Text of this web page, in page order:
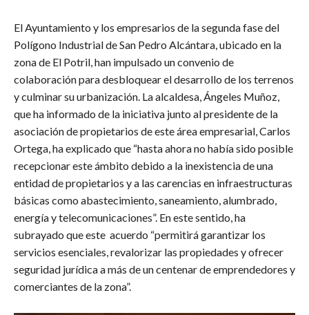
El Ayuntamiento y los empresarios de la segunda fase del
Polígono Industrial de San Pedro Alcántara, ubicado en la
zona de El Potril, han impulsado un convenio de
colaboración para desbloquear el desarrollo de los terrenos
y culminar su urbanización. La alcaldesa, Ángeles Muñoz,
que ha informado de la iniciativa junto al presidente de la
asociación de propietarios de este área empresarial, Carlos
Ortega, ha explicado que “hasta ahora no había sido posible
recepcionar este ámbito debido a la inexistencia de una
entidad de propietarios y a las carencias en infraestructuras
básicas como abastecimiento, saneamiento, alumbrado,
energía y telecomunicaciones”. En este sentido, ha
subrayado que este acuerdo “permitirá garantizar los
servicios esenciales, revalorizar las propiedades y ofrecer
seguridad jurídica a más de un centenar de emprendedores y
comerciantes de la zona”.